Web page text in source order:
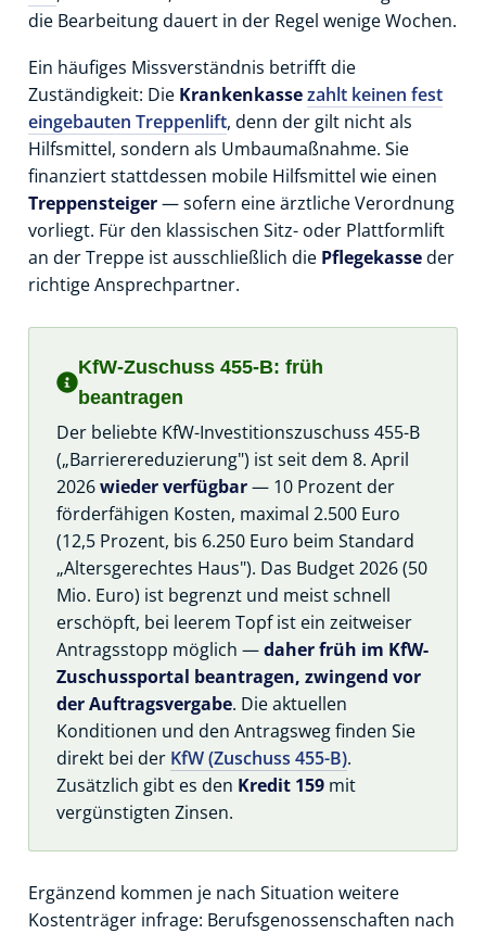
die Bearbeitung dauert in der Regel wenige Wochen.
Ein häufiges Missverständnis betrifft die
Zuständigkeit: Die Krankenkassezahlt keinen fest
eingebauten Treppenlift, denn der gilt nicht als
Hilfsmittel, sondern als Umbaumaßnahme. Sie
finanziert stattdessen mobile Hilfsmittel wie einen
Treppensteiger— sofern eine ärztliche Verordnung
vorliegt. Für den klassischen Sitz- oder Plattformlift
an der Treppe ist ausschließlich die Pflegekasseder
richtige Ansprechpartner.
KfW-Zuschuss 455-B: früh
beantragen
Der beliebte KfW-Investitionszuschuss 455-B
(„Barrierereduzierung") ist seit dem 8. April
2026wieder verfügbar— 10 Prozent der
förderfähigen Kosten, maximal 2.500 Euro
(12,5 Prozent, bis 6.250 Euro beim Standard
„Altersgerechtes Haus"). Das Budget 2026 (50
Mio. Euro) ist begrenzt und meist schnell
erschöpft, bei leerem Topf ist ein zeitweiser
Antragsstopp möglich —daher früh im KfW-
Zuschussportal beantragen, zwingend vor
der Auftragsvergabe. Die aktuellen
Konditionen und den Antragsweg finden Sie
direkt bei der KfW (Zuschuss 455-B).
Zusätzlich gibt es den Kredit 159 mit
vergünstigten Zinsen.
Ergänzend kommen je nach Situation weitere
Kostenträger infrage: Berufsgenossenschaften nach